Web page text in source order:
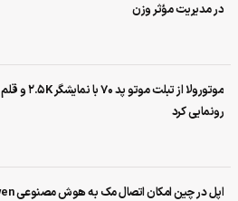
در مدیریت مؤثر وزن
رونمایی کرد